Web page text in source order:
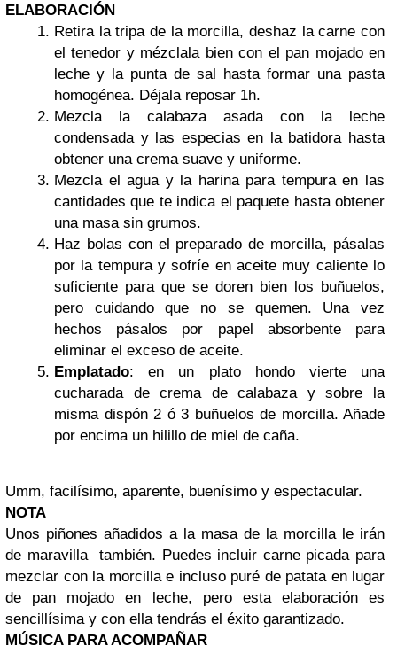
ELABORACIÓN
Retira la tripa de la morcilla, deshaz la carne con
el tenedor y mézclala bien con el pan mojado en
leche y la punta de sal hasta formar una pasta
homogénea. Déjala reposar 1h.
Mezcla la calabaza asada con la leche
condensada y las especias en la batidora hasta
obtener una crema suave y uniforme.
Mezcla el agua y la harina para tempura en las
cantidades que te indica el paquete hasta obtener
una masa sin grumos.
Haz bolas con el preparado de morcilla, pásalas
por la tempura y sofríe en aceite muy caliente lo
suficiente para que se doren bien los buñuelos,
pero cuidando que no se quemen. Una vez
hechos pásalos por papel absorbente para
eliminar el exceso de aceite.
Emplatado: en un plato hondo vierte una
cucharada de crema de calabaza y sobre la
misma dispón 2 ó 3 buñuelos de morcilla. Añade
por encima un hilillo de miel de caña.
Umm, facilísimo, aparente, buenísimo y espectacular.
NOTA
Unos piñones añadidos a la masa de la morcilla le irán
de maravilla también. Puedes incluir carne picada para
mezclar con la morcilla e incluso puré de patata en lugar
de pan mojado en leche, pero esta elaboración es
sencillísima y con ella tendrás el éxito garantizado.
MÚSICA PARA ACOMPAÑAR